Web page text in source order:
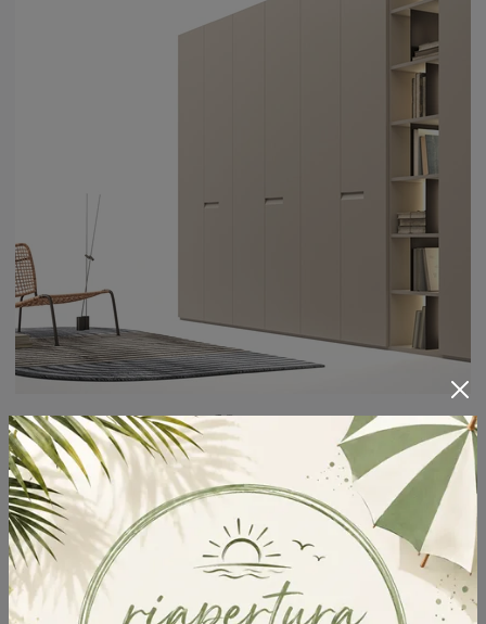
Nove
Cerchi un guardaroba Nove Tagliabue Mobili? Clicca subito! Gli armadi a muro con ante battenti ti attendono.